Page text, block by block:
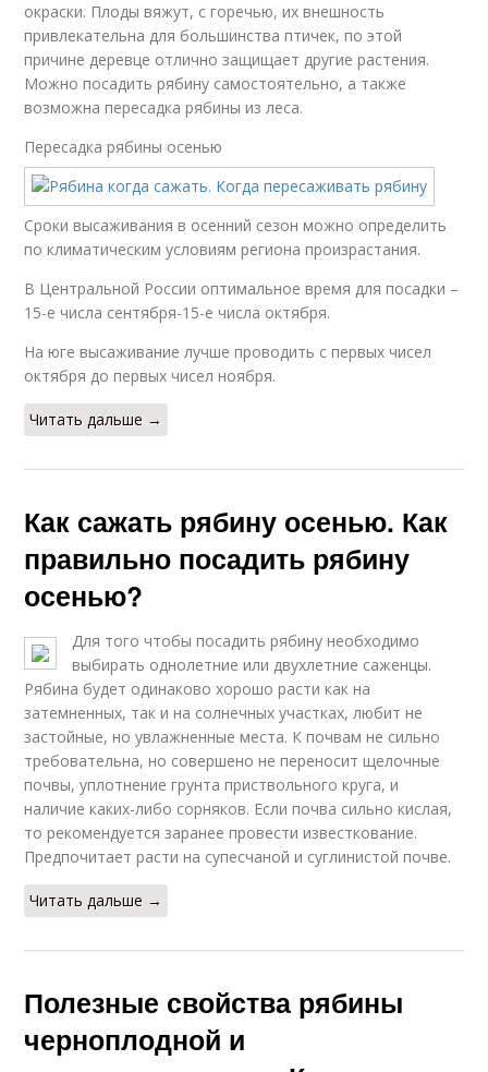
окраски. Плоды вяжут, с горечью, их внешность
привлекательна для большинства птичек, по этой
причине деревце отлично защищает другие растения.
Можно посадить рябину самостоятельно, а также
возможна пересадка рябины из леса.
Пересадка рябины осенью
Сроки высаживания в осенний сезон можно определить
по климатическим условиям региона произрастания.
В Центральной России оптимальное время для посадки –
15-е числа сентября-15-е числа октября.
На юге высаживание лучше проводить с первых чисел
октября до первых чисел ноября.
Читать дальше →
Как сажать рябину осенью. Как
правильно посадить рябину
осенью?
Для того чтобы посадить рябину необходимо
выбирать однолетние или двухлетние саженцы.
Рябина будет одинаково хорошо расти как на
затемненных, так и на солнечных участках, любит не
застойные, но увлажненные места. К почвам не сильно
требовательна, но совершено не переносит щелочные
почвы, уплотнение грунта приствольного круга, и
наличие каких-либо сорняков. Если почва сильно кислая,
то рекомендуется заранее провести известкование.
Предпочитает расти на супесчаной и суглинистой почве.
Читать дальше →
Полезные свойства рябины
черноплодной и